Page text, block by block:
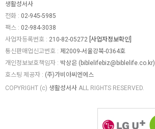
생활성서사
전화 : 02-945-5985
팩스 : 02-984-3038
사업자등록번호 : 210-82-05272 [사업자정보확인]
통신판매업신고번호 : 제2009-서울강북-0364호
개인정보보호책임자 : 박상은 ( biblelifebiz@biblelife.co.kr)
호스팅 제공자 : (주)가비아씨엔에스
COPYRIGHT (c) 생활성서사 ALL RIGHTS RESERVED.